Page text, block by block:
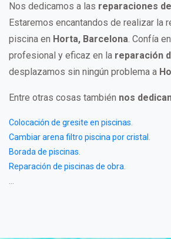
Nos dedicamos a las reparaciones
Estaremos encantandos de realizar la
piscina en Horta, Barcelona. Confía
profesional y eficaz en la reparación
desplazamos sin ningún problema a
Entre otras cosas también nos
Colocación de gresite en piscinas
Cambiar arena filtro piscina por cristal
Borada de piscinas
Reparación de piscinas de obra